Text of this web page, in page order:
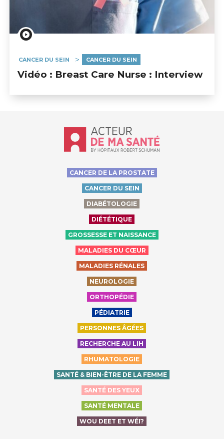
CANCER DU SEIN CANCER DU SEIN
Vidéo : Breast Care Nurse : Interview
Accueil - Acteur de ma santé, by
CANCER DE LA PROSTATE
CANCER DU SEIN
DIABÉTOLOGIE
DIÉTÉTIQUE
GROSSESSE ET NAISSANCE
MALADIES DU CŒUR
MALADIES RÉNALES
NEUROLOGIE
ORTHOPÉDIE
PÉDIATRIE
PERSONNES ÂGÉES
RECHERCHE AU LIH
RHUMATOLOGIE
SANTÉ & BIEN-ÊTRE DE LA FEMME
SANTÉ DES YEUX
SANTÉ MENTALE
WOU DEET ET WÉI?